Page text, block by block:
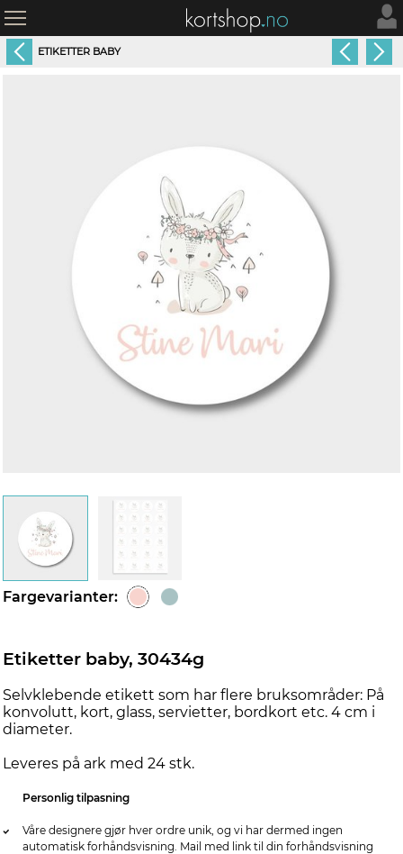
ETIKETTER BABY
Fargevarianter:
Etiketter baby, 30434g
Selvklebende etikett som har flere bruksområder: På
konvolutt, kort, glass, servietter, bordkort etc. 4 cm i
diameter.
Leveres på ark med 24 stk.
Personlig tilpasning
Våre designere gjør hver ordre unik, og vi har dermed ingen
automatisk forhåndsvisning. Mail med link til din forhåndsvisning